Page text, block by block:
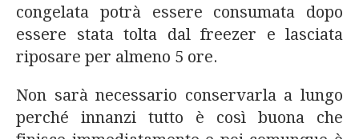
congelata potrà essere consumata dopo
essere stata tolta dal freezer e lasciata
riposare per almeno 5 ore.
Non sarà necessario conservarla a lungo
perché innanzi tutto è così buona che